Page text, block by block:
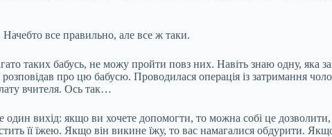
все правильно, але все ж таки.
таких бабусь, не можу пройти повз них. Навіть знаю одну, яка
про цю бабусю. Проводилася операція із затримання
вчителя. Ось так…
вихід: якщо ви хочете допомогти, то можна собі це
її їжею. Якщо він викине їжу, то вас намагалися обдурити.